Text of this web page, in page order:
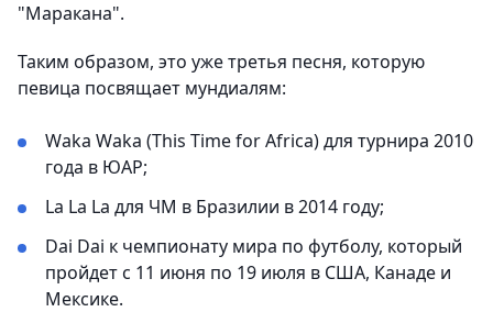
"Маракана".
Таким образом, это уже третья песня, которую
певица посвящает мундиалям:
Waka Waka (This Time for Africa) для турнира 2010
года в ЮАР;
La La La для ЧМ в Бразилии в 2014 году;
Dai Dai к чемпионату мира по футболу, который
пройдет с 11 июня по 19 июля в США, Канаде и
Мексике.